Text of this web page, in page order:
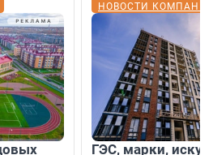
НОВОСТИ
ГЭС, марки,